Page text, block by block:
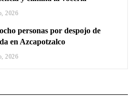
2026
personas por despojo de
en Azcapotzalco
2026